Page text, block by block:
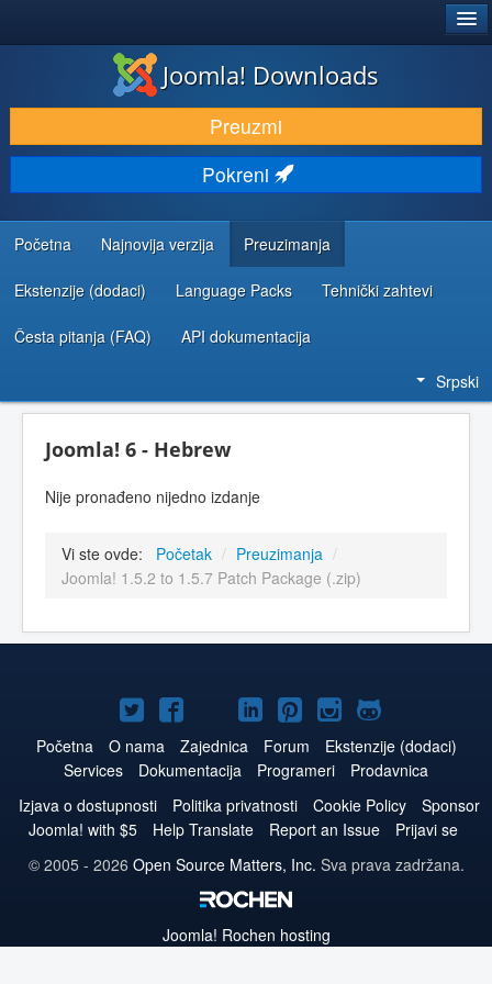
PREUZIMANJE I PROŠIRENJA (EKSTENZIJE)
OTKRIJTE I NAUČITE
ZAJEDNICA I PODRŠKA
RESURSI ZA RAZVOJ
Joomla! Downloads
Preuzmi
Pokreni
Početna Najnovija verzija Preuzimanja
Ekstenzije (dodaci) Language Packs Tehnički zahtevi
Česta pitanja (FAQ) API dokumentacija
Srpski
Joomla! 6 - Hebrew
Nije pronađeno nijedno izdanje
Vi ste ovde: Početak / Preuzimanja /
Joomla! 1.5.2 to 1.5.7 Patch Package (.zip)
Joomla!
na
Twitteru
Joomla!
na
Facebooku
Joomla!
na
YouTube
Joomla!
naLinkedIn
Joomla!
na
Pinterest
Joomla!
na
Instagram
Joomla!
na
GitHub
Početna O nama Zajednica Forum
Ekstenzije (dodaci)
Services
Dokumentacija Programeri
Prodavnica
Izjava o dostupnosti
Politika privatnosti Cookie Policy
Sponsor
Joomla! with $5
Help Translate Report an Issue
Prijavi se
© 2005 - 2026 Open Source Matters, Inc. Sva prava zadržana.
Joomla! Rochen hosting